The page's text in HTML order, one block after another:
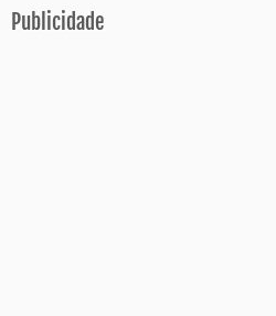
e-
mail…
Publicidade